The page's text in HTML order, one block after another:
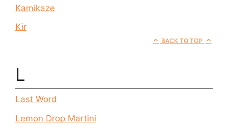
Kamikaze
Kir
BACK TO TOP
L
Last Word
Lemon Drop Martini